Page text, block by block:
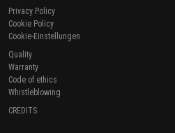
Privacy Policy
Cookie Policy
Cookie-Einstellungen
Quality
Warranty
Code of ethics
Whistleblowing
CREDITS